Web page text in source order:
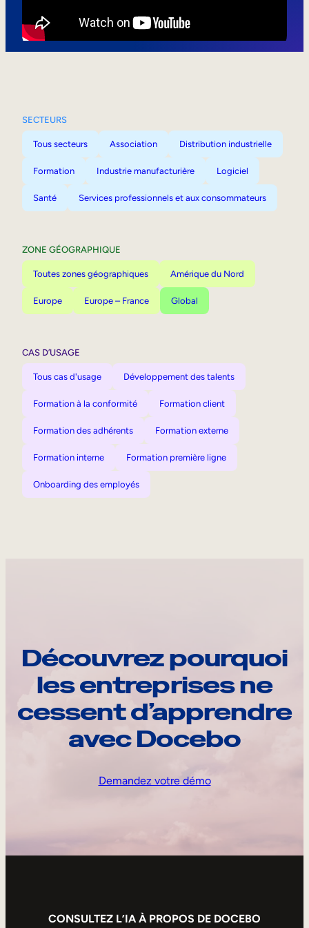
SECTEURS
Tous secteurs Association Distribution industrielle
Formation Industrie manufacturière Logiciel
Santé Services professionnels et aux consommateurs
ZONE GÉOGRAPHIQUE
Toutes zones géographiques Amérique du Nord
Europe Europe – France Global
CAS D’USAGE
Tous cas d'usage Développement des talents
Formation à la conformité Formation client
Formation des adhérents Formation externe
Formation interne Formation première ligne
Onboarding des employés
Découvrez pourquoi
les entreprises ne
cessent d’apprendre
avec Docebo
Demandez votre démo
CONSULTEZ L’IA À PROPOS DE DOCEBO